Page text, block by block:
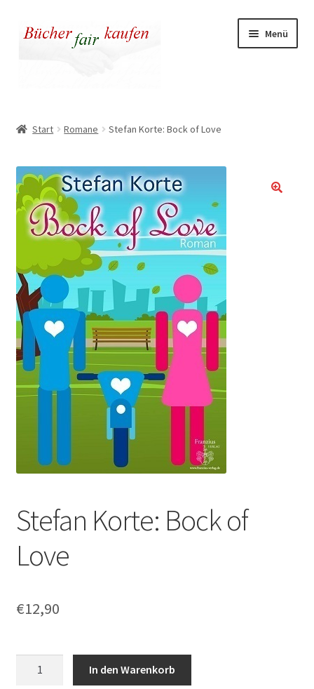
Zur
Navigation
Zum
Inhalt
Menü
Warenkorb
Warum fair kaufen
Start Romane Stefan Korte: Bock of Love
Stefan Korte: Bock of
Love
€12,90
In den Warenkorb